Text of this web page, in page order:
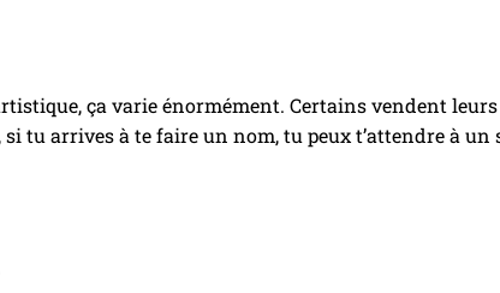
ça varie énormément. Certains vendent
tu arrives à te faire un nom, tu peux t’attendre à un